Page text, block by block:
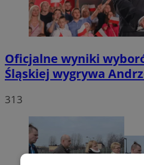
Oficjalne wyniki
Śląskiej wygrywa
313